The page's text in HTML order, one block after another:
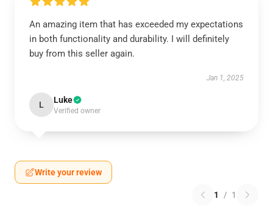
An amazing item that has exceeded my expectations
in both functionality and durability. I will definitely
buy from this seller again.
Jan 1, 2025
L Luke
Verified owner
Write your review
1 / 1